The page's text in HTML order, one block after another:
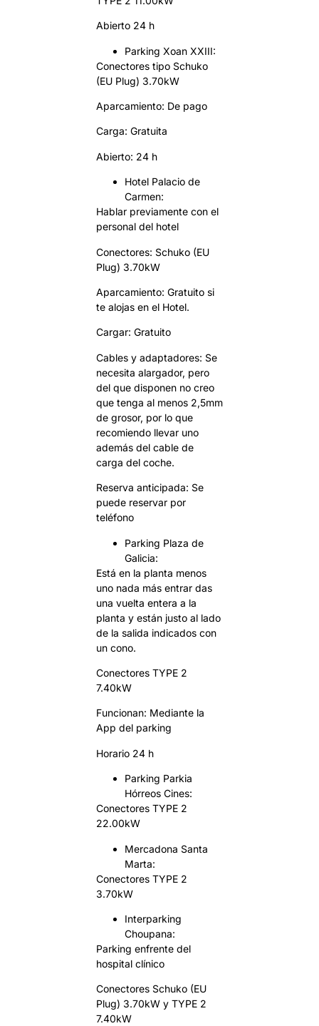
Abierto 24 h
Parking Xoan XXIII:
Conectores tipo Schuko
(EU Plug) 3.70kW
Aparcamiento: De pago
Carga: Gratuita
Abierto: 24 h
Hotel Palacio de
Carmen:
Hablar previamente con el
personal del hotel
Conectores: Schuko (EU
Plug) 3.70kW
Aparcamiento: Gratuito si
te alojas en el Hotel.
Cargar: Gratuito
Cables y adaptadores: Se
necesita alargador, pero
del que disponen no creo
que tenga al menos 2,5mm
de grosor, por lo que
recomiendo llevar uno
además del cable de
carga del coche.
Reserva anticipada: Se
puede reservar por
teléfono
Parking Plaza de
Galicia:
Está en la planta menos
uno nada más entrar das
una vuelta entera a la
planta y están justo al lado
de la salida indicados con
un cono.
Conectores TYPE 2
7.40kW
Funcionan: Mediante la
App del parking
Horario 24 h
Parking Parkia
Hórreos Cines:
Conectores TYPE 2
22.00kW
Mercadona Santa
Marta:
Conectores TYPE 2
3.70kW
Interparking
Choupana:
Parking enfrente del
hospital clínico
Conectores Schuko (EU
Plug) 3.70kW y TYPE 2
7.40kW